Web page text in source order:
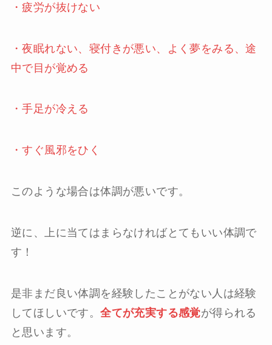
・疲労が抜けない
・夜眠れない、寝付きが悪い、よく夢をみる、途
中で目が覚める
・手足が冷える
・すぐ風邪をひく
このような場合は体調が悪いです。
逆に、上に当てはまらなければとてもいい体調で
す！
是非まだ良い体調を経験したことがない人は経験
してほしいです。全てが充実する感覚が得られる
と思います。